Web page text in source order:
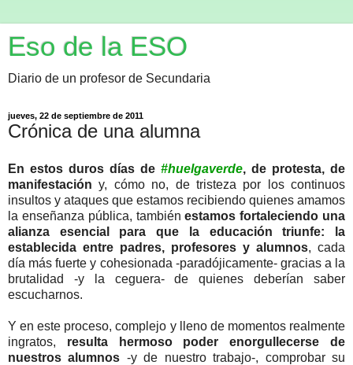
Eso de la ESO
Diario de un profesor de Secundaria
jueves, 22 de septiembre de 2011
Crónica de una alumna
En estos duros días de #huelgaverde, de protesta, de
manifestación y, cómo no, de tristeza por los continuos
insultos y ataques que estamos recibiendo quienes amamos
la enseñanza pública, tambiénestamos fortaleciendo una
alianza esencial para que la educación triunfe: la
establecida entre padres, profesores y alumnos, cada
día más fuerte y cohesionada -paradójicamente- gracias a la
brutalidad -y la ceguera- de quienes deberían saber
escucharnos.
Y en este proceso, complejo y lleno de momentos realmente
ingratos, resulta hermoso poder enorgullecerse de
nuestros alumnos -y de nuestro trabajo-, comprobar su